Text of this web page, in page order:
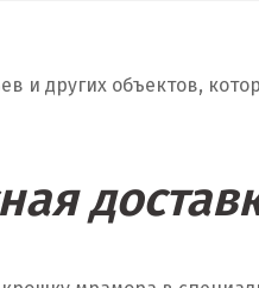
и других объектов,